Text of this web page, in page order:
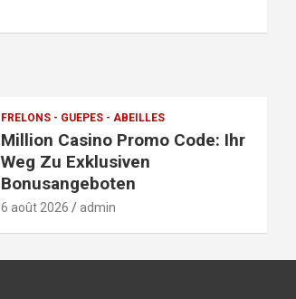
FRELONS - GUEPES - ABEILLES
Million Casino Promo Code: Ihr
Weg Zu Exklusiven
Bonusangeboten
6 août 2026 admin